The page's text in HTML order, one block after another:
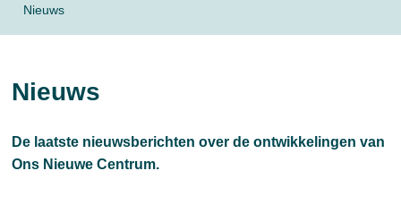
Nieuws
Nieuws
De laatste nieuwsberichten over de ontwikkelingen van
Ons Nieuwe Centrum.